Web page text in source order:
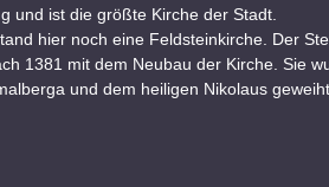
und ist die größte Kirche der Stadt.
hier noch eine Feldsteinkirche. Der
1381 mit dem Neubau der Kirche. Sie
und dem heiligen Nikolaus geweiht.